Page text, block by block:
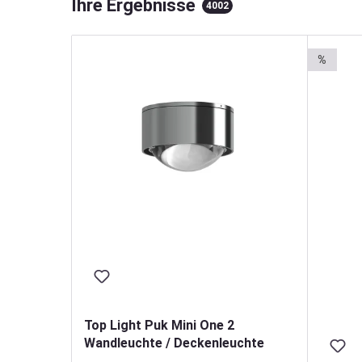
Ihre Ergebnisse 4002
Top Light Puk Mini One 2
Wandleuchte / Deckenleuchte
%